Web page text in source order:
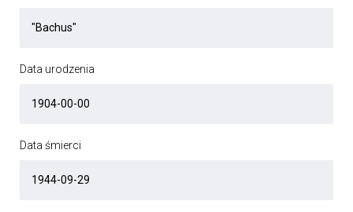
Data urodzenia
Data śmierci